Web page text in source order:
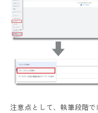
注意点として、執筆段階